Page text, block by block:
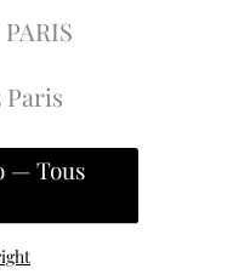
Paris
— Tous